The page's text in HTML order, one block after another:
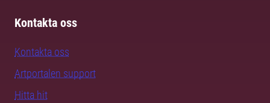
Kontakta oss
Kontakta oss
Artportalen support
Hitta hit